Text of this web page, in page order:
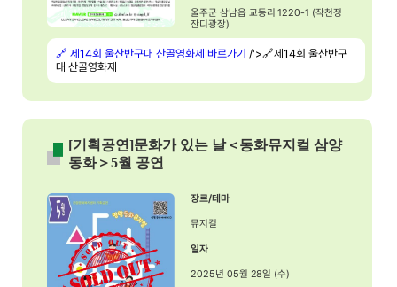
울주군 삼남읍 교동리 1220-1 (작천정
잔디광장)
🔗 제14회 울산반구대 산골영화제 바로가기 /'>🔗제14회 울산반구
대 산골영화제
[기획공연]문화가 있는 날＜동화뮤지컬 삼양
동화＞5월 공연
장르/테마
뮤지컬
일자
2025년 05월 28일 (수)